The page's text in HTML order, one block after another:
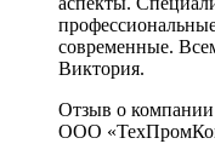
современные.
Виктория.
Отзыв о
ООО